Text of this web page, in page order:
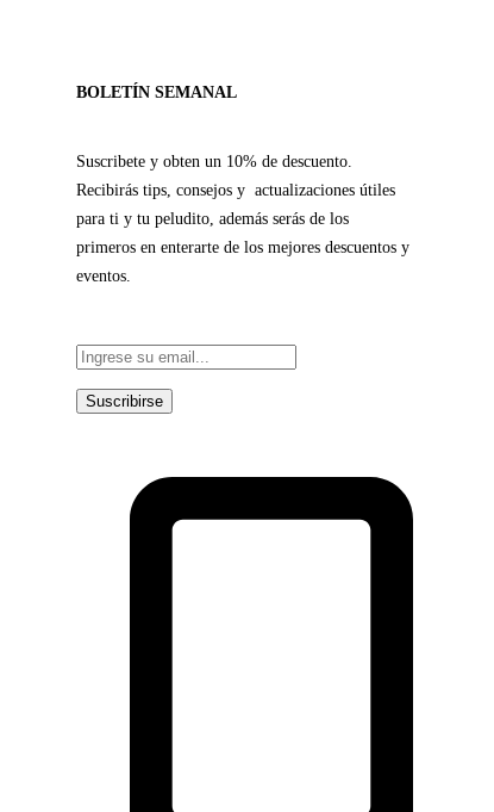
BOLETÍN SEMANAL
Suscribete y obten un 10% de descuento.
Recibirás tips, consejos y actualizaciones útiles
para ti y tu peludito, además serás de los
primeros en enterarte de los mejores descuentos y
eventos.
Suscribirse